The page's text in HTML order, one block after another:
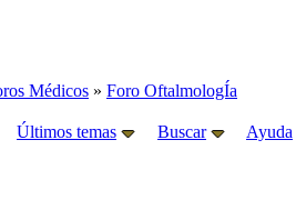
Médicos » Foro OftalmologÍa
Últimos temas Buscar Ayuda